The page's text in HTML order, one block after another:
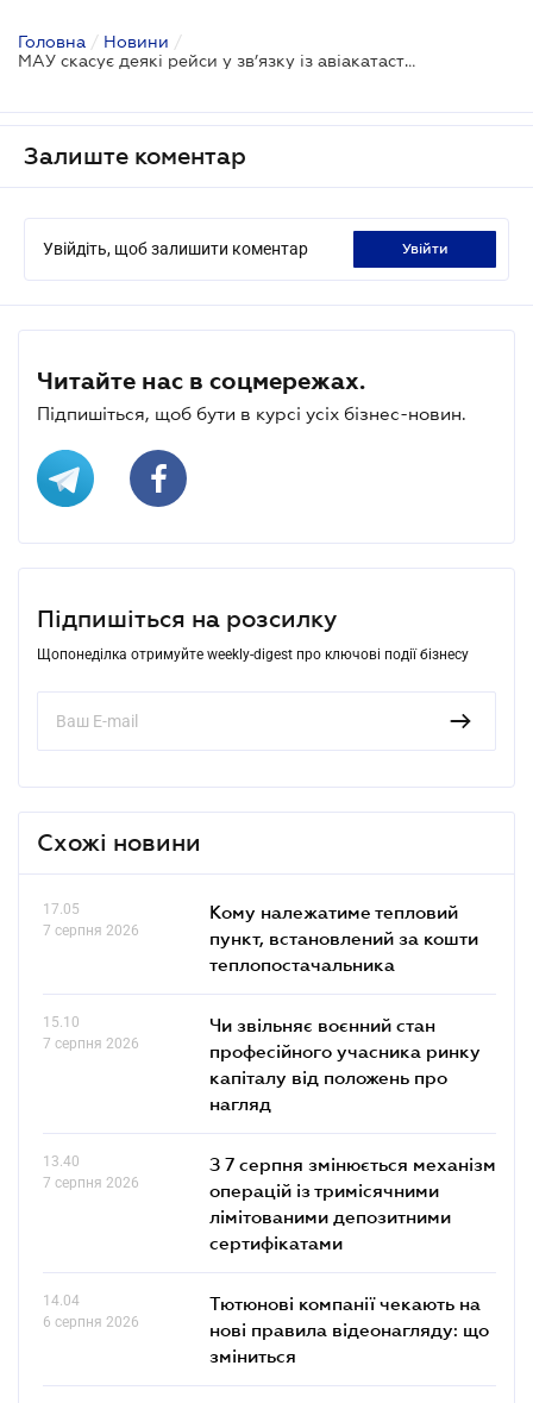
Головна / Новини /
МАУ скасує деякі рейси у зв’язку із авіакатастрофою в Ірані
Залиште коментар
Увійдіть, щоб залишити коментар увійти
Читайте нас в соцмережах.
Підпишіться, щоб бути в курсі усіх бізнес-новин.
Підпишіться на розсилку
Щопонеділка отримуйте weekly-digest про ключові події бізнесу
Схожі новини
17.05
7 серпня 2026
Кому належатиме тепловий
пункт, встановлений за кошти
теплопостачальника
15.10
7 серпня 2026
Чи звільняє воєнний стан
професійного учасника ринку
капіталу від положень про
нагляд
13.40
7 серпня 2026
З 7 серпня змінюється механізм
операцій із тримісячними
лімітованими депозитними
сертифікатами
14.04
6 серпня 2026
Тютюнові компанії чекають на
нові правила відеонагляду: що
зміниться